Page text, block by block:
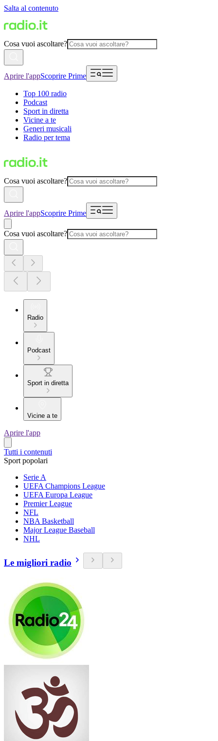
Salta al contenuto
Cosa vuoi ascoltare?
Aprire l'appScoprire Prime
Top 100 radio
Podcast
Sport in diretta
Vicine a te
Generi musicali
Radio per tema
Cosa vuoi ascoltare?
Aprire l'appScoprire Prime
Cosa vuoi ascoltare?
Radio
Podcast
Sport in diretta
Vicine a te
Aprire l'app
Tutti i contenuti
Sport popolari
Serie A
UEFA Champions League
UEFA Europa League
Premier League
NFL
NBA Basketball
Major League Baseball
NHL
Le migliori radio